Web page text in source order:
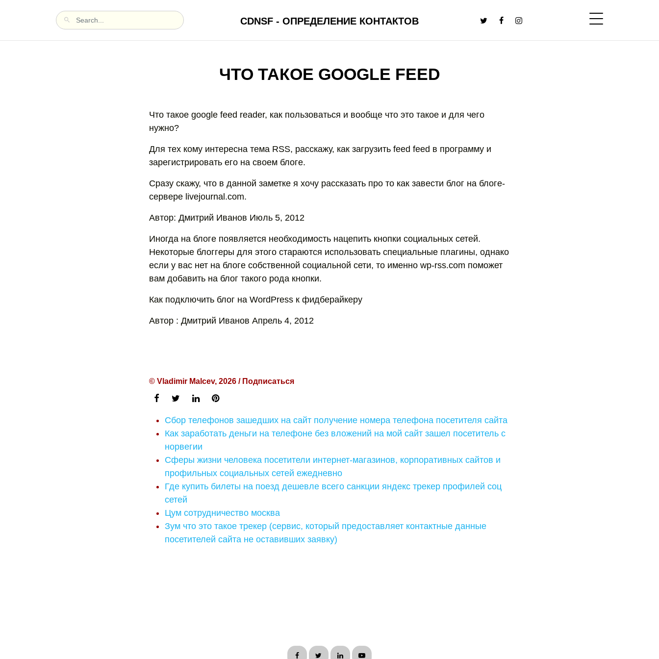
CDNSF - ОПРЕДЕЛЕНИЕ КОНТАКТОВ
ЧТО ТАКОЕ GOOGLE FEED
Что такое google feed reader, как пользоваться и вообще что это такое и для чего
нужно?
Для тех кому интересна тема RSS, расскажу, как загрузить feed feed в программу и
зарегистрировать его на своем блоге.
Сразу скажу, что в данной заметке я хочу рассказать про то как завести блог на блоге-
сервере livejournal.com.
Автор: Дмитрий Иванов Июль 5, 2012
Иногда на блоге появляется необходимость нацепить кнопки социальных сетей.
Некоторые блоггеры для этого стараются использовать специальные плагины, однако
если у вас нет на блоге собственной социальной сети, то именно wp-rss.com поможет
вам добавить на блог такого рода кнопки.
Как подключить блог на WordPress к фидберайкеру
Автор : Дмитрий Иванов Апрель 4, 2012
© Vladimir Malcev, 2026 / Подписаться
Сбор телефонов зашедших на сайт получение номера телефона посетителя сайта
Как заработать деньги на телефоне без вложений на мой сайт зашел посетитель с
норвегии
Сферы жизни человека посетители интернет-магазинов, корпоративных сайтов и
профильных социальных сетей ежедневно
Где купить билеты на поезд дешевле всего санкции яндекс трекер профилей соц
сетей
Цум сотрудничество москва
Зум что это такое трекер (сервис, который предоставляет контактные данные
посетителей сайта не оставивших заявку)